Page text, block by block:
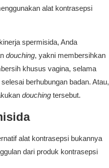
alat kontrasepsi
spermisida, Anda
douching, yakni membersihkan
khusus vagina, selama
berhubungan badan. Atau,
douching tersebut.
alat kontrasepsi bukannya
dari produk kontrasepsi